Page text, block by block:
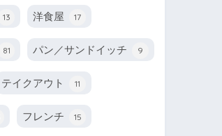
13 洋食屋 17
81 パン／サンドイッチ 9
テイクアウト 11
フレンチ 15